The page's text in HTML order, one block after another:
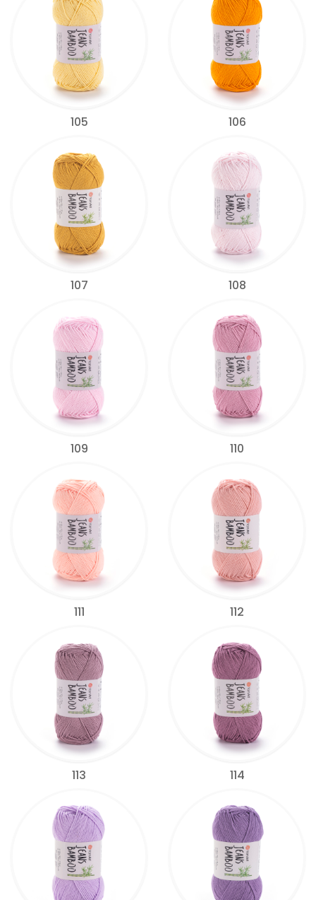
105 106
107 108
109 110
111 112
113 114